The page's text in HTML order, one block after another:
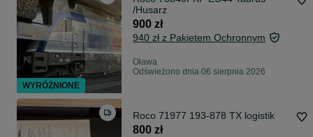
/Husarz
900 zł
940 zł z Pakietem Ochronnym
Oława
Odświeżono dnia 06 sierpnia 2026
Roco 71977 193-878 TX logistik
800 zł
WYRÓŻNIONE